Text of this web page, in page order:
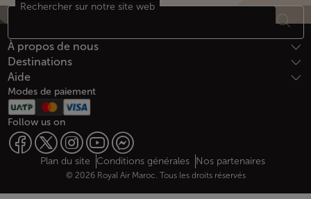
Bas de page Plan du site
Rechercher sur notre site web
À propos de nous
Destinations
Aide
Modes de paiement
Follow us on
Web map links
$Title.getData()
Plan du site Conditions générales Nos partenaires
© 2026 Royal Air Maroc. Tous les droits réservés